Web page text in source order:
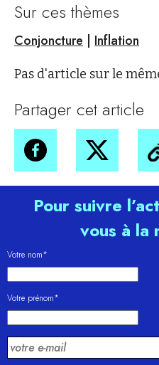
Sur ces thèmes
Conjoncture | Inflation
Pas d'article sur le
Partager cet article
Pour suivre
vous à la
Votre nom*
Votre prénom*